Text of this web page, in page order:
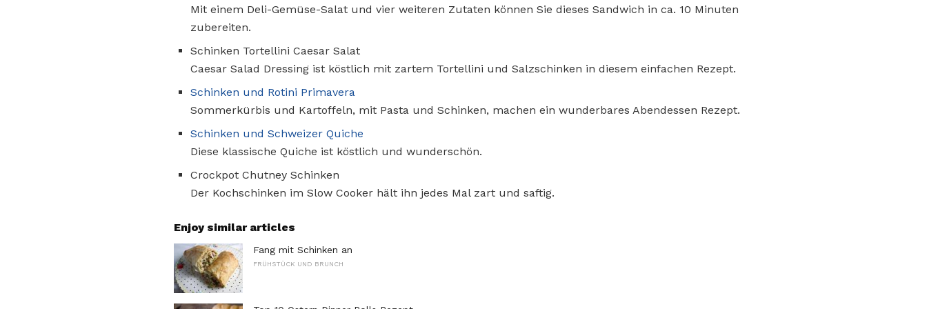
Mit einem Deli-Gemüse-Salat und vier weiteren Zutaten können Sie dieses Sandwich in ca. 10 Minuten
zubereiten.
Schinken Tortellini Caesar Salat
Caesar Salad Dressing ist köstlich mit zartem Tortellini und Salzschinken in diesem einfachen Rezept.
Schinken und Rotini Primavera
Sommerkürbis und Kartoffeln, mit Pasta und Schinken, machen ein wunderbares Abendessen Rezept.
Schinken und Schweizer Quiche
Diese klassische Quiche ist köstlich und wunderschön.
Crockpot Chutney Schinken
Der Kochschinken im Slow Cooker hält ihn jedes Mal zart und saftig.
Enjoy similar articles
Fang mit Schinken an
FRÜHSTÜCK UND BRUNCH